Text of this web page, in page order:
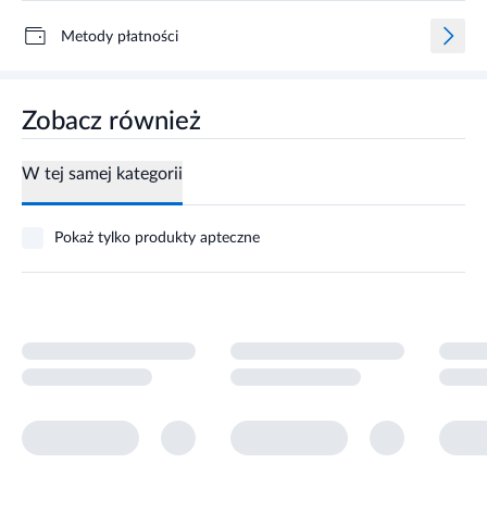
Metody płatności
Zobacz również
W tej samej kategorii
Pokaż tylko produkty apteczne